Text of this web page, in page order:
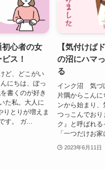
初心者の女
ス！
ど、どこがい
にちは、ぽっ
書くのが好き
た私。大人に
りとりが増えま
す。 ガ...
【気付けば
の沼にハマ
る
インク沼 気づ
片隅からこん
ンから始まり
つっこんでお
ク』と呼ばれ
「一つだけお
2023年6月11日